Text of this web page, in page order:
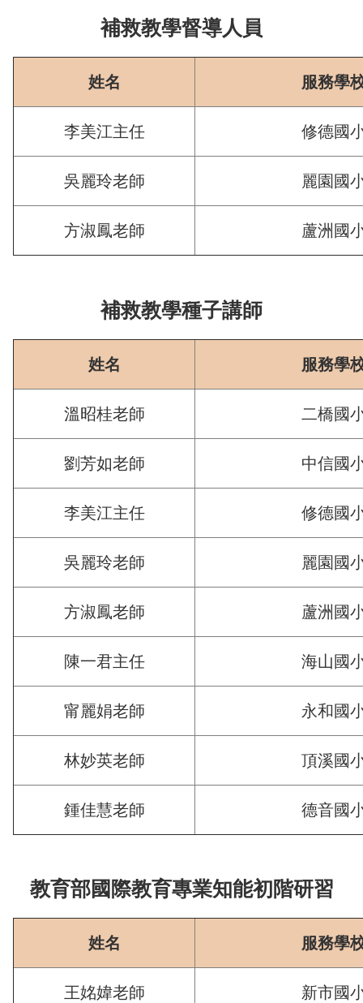
補救教學督導人員
姓名 服務學
李美江主任 修德國
吳麗玲老師 麗園國
方淑鳳老師 蘆洲國
補救教學種子講師
姓名 服務學
溫昭桂老師 二橋國
劉芳如老師 中信國
李美江主任 修德國
吳麗玲老師 麗園國
方淑鳳老師 蘆洲國
陳一君主任 海山國
甯麗娟老師 永和國
林妙英老師 頂溪國
鍾佳慧老師 德音國
教育部國際教育專業知能初階研習
姓名 服務學
王姳媁老師 新市國